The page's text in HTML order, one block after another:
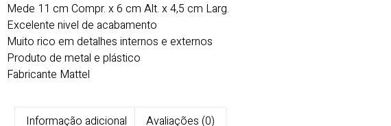
Mede 11 cm Compr. x 6 cm Alt. x 4,5 cm Larg.
Excelente nivel de acabamento
Muito rico em detalhes internos e externos
Produto de metal e plástico
Fabricante Mattel
Informação adicional Avaliações (0)